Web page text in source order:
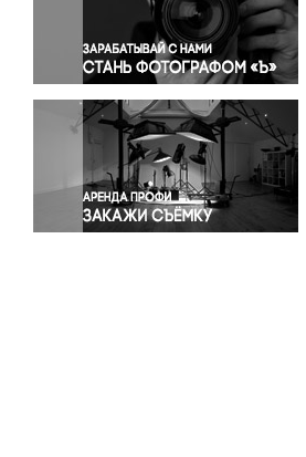
Правосудие
Происшествия и конфликты
Религия
Светская жизнь
Спорт
Экология
Экономика и бизнес